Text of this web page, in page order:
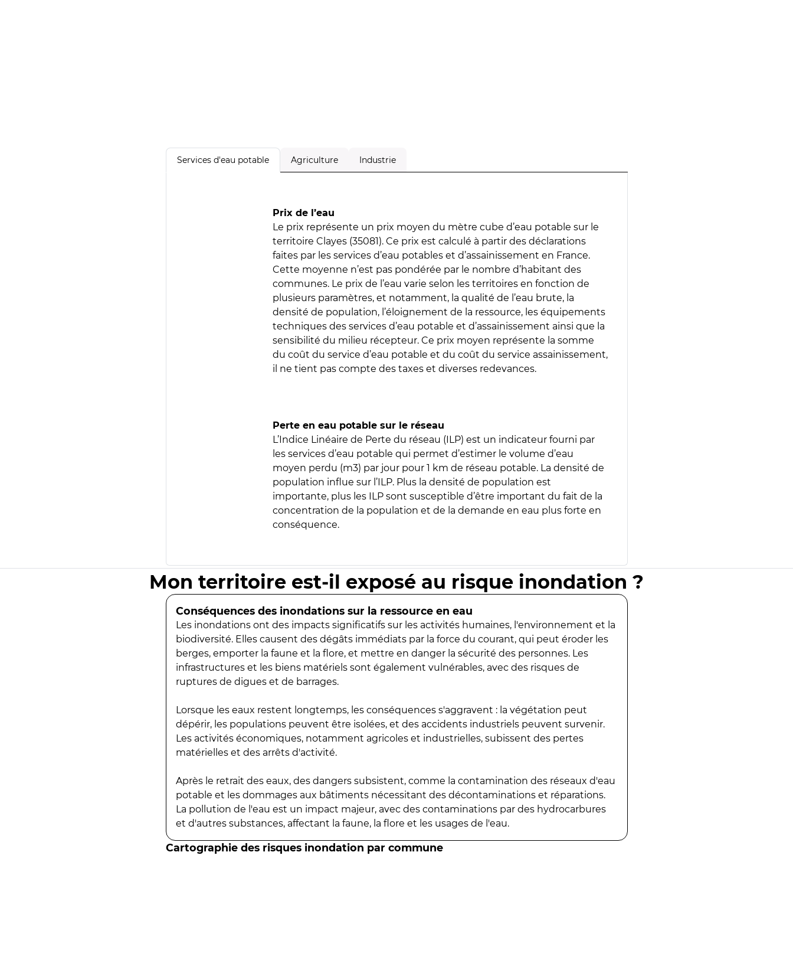
Services d'eau potable Agriculture Industrie
Prix de l’eau
Le prix représente un prix moyen du mètre cube d’eau potable sur le
territoire Clayes (35081). Ce prix est calculé à partir des déclarations
faites par les services d’eau potables et d’assainissement en France.
Cette moyenne n’est pas pondérée par le nombre d’habitant des
communes. Le prix de l’eau varie selon les territoires en fonction de
plusieurs paramètres, et notamment, la qualité de l’eau brute, la
densité de population, l’éloignement de la ressource, les équipements
techniques des services d’eau potable et d’assainissement ainsi que la
sensibilité du milieu récepteur. Ce prix moyen représente la somme
du coût du service d’eau potable et du coût du service assainissement,
il ne tient pas compte des taxes et diverses redevances.
Perte en eau potable sur le réseau
L’Indice Linéaire de Perte du réseau (ILP) est un indicateur fourni par
les services d’eau potable qui permet d’estimer le volume d’eau
moyen perdu (m3) par jour pour 1 km de réseau potable. La densité de
population influe sur l’ILP. Plus la densité de population est
importante, plus les ILP sont susceptible d’être important du fait de la
concentration de la population et de la demande en eau plus forte en
conséquence.
Mon territoire est-il exposé au risque inondation ?
Conséquences des inondations sur la ressource en eau
Les inondations ont des impacts significatifs sur les activités humaines, l'environnement et la
biodiversité. Elles causent des dégâts immédiats par la force du courant, qui peut éroder les
berges, emporter la faune et la flore, et mettre en danger la sécurité des personnes. Les
infrastructures et les biens matériels sont également vulnérables, avec des risques de
ruptures de digues et de barrages.
Lorsque les eaux restent longtemps, les conséquences s'aggravent : la végétation peut
dépérir, les populations peuvent être isolées, et des accidents industriels peuvent survenir.
Les activités économiques, notamment agricoles et industrielles, subissent des pertes
matérielles et des arrêts d'activité.
Après le retrait des eaux, des dangers subsistent, comme la contamination des réseaux d'eau
potable et les dommages aux bâtiments nécessitant des décontaminations et réparations.
La pollution de l'eau est un impact majeur, avec des contaminations par des hydrocarbures
et d'autres substances, affectant la faune, la flore et les usages de l'eau.
Cartographie des risques inondation par commune